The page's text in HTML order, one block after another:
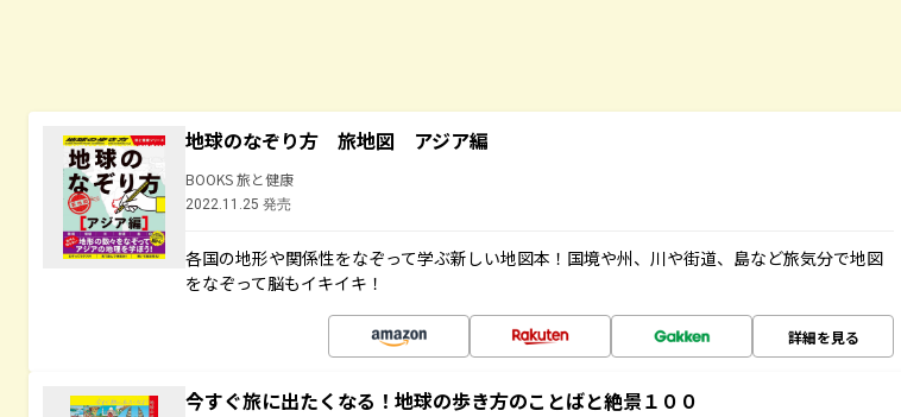
地球のなぞり方 旅地図 アジア編
BOOKS 旅と健康
2022.11.25 発売
各国の地形や関係性をなぞって学ぶ新しい地図本！国境や州、川や街道、島など旅気分で地図
をなぞって脳もイキイキ！
詳細を見る
今すぐ旅に出たくなる！地球の歩き方のことばと絶景１００